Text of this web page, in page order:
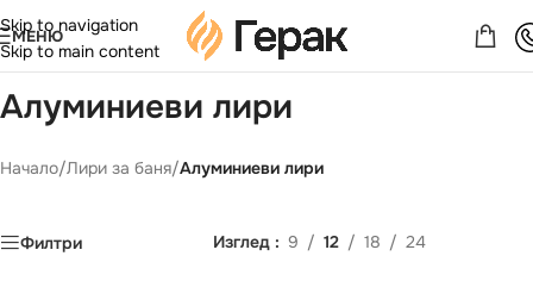
Skip to navigation
Skip to main content
МЕНЮ
Aлуминиеви лири
Начало/Лири за баня/Aлуминиеви лири
Филтри Изглед 9 12 18 24